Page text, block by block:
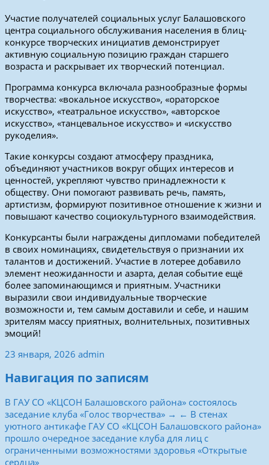
Участие получателей социальных услуг Балашовского
центра социального обслуживания населения в блиц-
конкурсе творческих инициатив демонстрирует
активную социальную позицию граждан старшего
возраста и раскрывает их творческий потенциал.
Программа конкурса включала разнообразные формы
творчества: «вокальное искусство», «ораторское
искусство», «театральное искусство», «авторское
искусство», «танцевальное искусство» и «искусство
рукоделия».
Такие конкурсы создают атмосферу праздника,
объединяют участников вокруг общих интересов и
ценностей, укрепляют чувство принадлежности к
обществу. Они помогают развивать речь, память,
артистизм, формируют позитивное отношение к жизни и
повышают качество социокультурного взаимодействия.
Конкурсанты были награждены дипломами победителей
в своих номинациях, свидетельствуя о признании их
талантов и достижений. Участие в лотерее добавило
элемент неожиданности и азарта, делая событие ещё
более запоминающимся и приятным. Участники
выразили свои индивидуальные творческие
возможности и, тем самым доставили и себе, и нашим
зрителям массу приятных, волнительных, позитивных
эмоций!
23 января, 2026 admin
Навигация по записям
В ГАУ СО «КЦСОН Балашовского района» состоялось
заседание клуба «Голос творчества» → ← В стенах
уютного антикафе ГАУ СО «КЦСОН Балашовского района»
прошло очередное заседание клуба для лиц с
ограниченными возможностями здоровья «Открытые
сердца»